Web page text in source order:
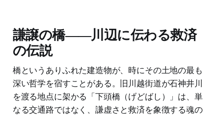
謙譲の橋――川辺に伝わる救済
の伝説
橋というありふれた建造物が、時にその土地の最も
深い哲学を宿すことがある。旧川越街道が石神井川
を渡る地点に架かる「下頭橋（げどばし）」は、単
なる交通路ではなく、謙虚さと救済を象徴する魂の